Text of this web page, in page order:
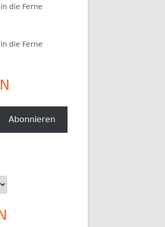
die Ferne
die Ferne
Abonnieren